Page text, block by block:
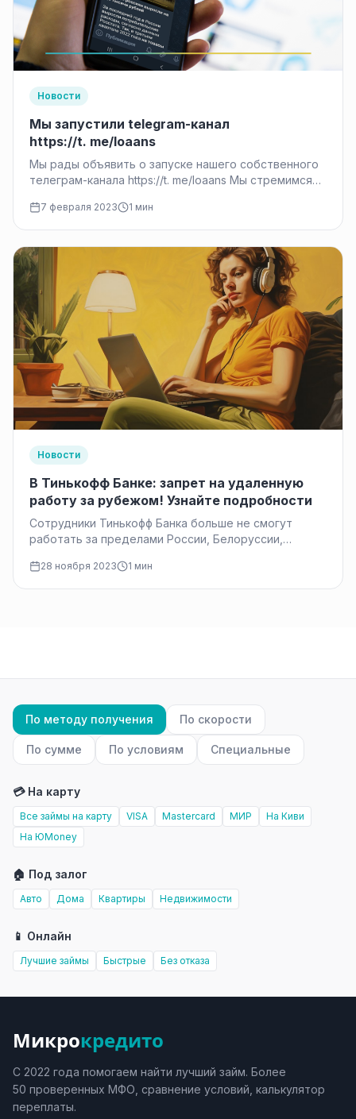
Новости
Мы запустили telegram-канал
https://t. me/loaans
Мы рады объявить о запуске нашего собственного
телеграм-канала https://t. me/loaans Мы стремимся
финансовые новости и информацию из первых
уст, этот…
7 февраля 2023 1 мин
Новости
В Тинькофф Банке: запрет на удаленную
работу за рубежом! Узнайте подробности
Сотрудники Тинькофф Банка больше не смогут
работать за пределами России, Белоруссии,
кредитной организации.…
28 ноября 2023 1 мин
По методу получения По скорости
По сумме По условиям Специальные
💳 На карту
Все займы на карту VISA Mastercard МИР
На Киви
На ЮMoney
🏠 Под залог
Авто Дома Квартиры Недвижимости
📱 Онлайн
Лучшие займы Быстрые Без отказа
Микрокредито
С 2022 года помогаем найти лучший займ. Более
50 проверенных МФО, сравнение условий, калькулятор
переплаты.